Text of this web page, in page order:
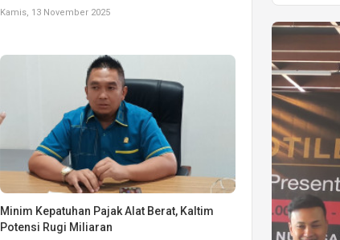
Kamis, 13 November 2025
Minim Kepatuhan Pajak Alat Berat, Kaltim
Potensi Rugi Miliaran